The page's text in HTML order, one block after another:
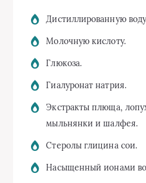
Дистиллированную
Молочную кислоту.
Глюкоза.
Гиалуронат натрия.
Экстракты плюща,
мыльнянки и шалфея.
Стеролы глицина сои.
Насыщенный ионами